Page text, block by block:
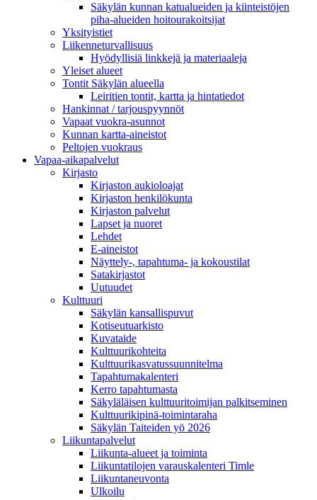
Säkylän kunnan katualueiden ja kiinteistöjen
piha-alueiden hoitourakoitsijat
Yksityistiet
Liikenneturvallisuus
Hyödyllisiä linkkejä ja materiaaleja
Yleiset alueet
Tontit Säkylän alueella
Leiritien tontit, kartta ja hintatiedot
Hankinnat / tarjouspyynnöt
Vapaat vuokra-asunnot
Kunnan kartta-aineistot
Peltojen vuokraus
Vapaa-aika­palvelut
Kirjasto
Kirjaston aukioloajat
Kirjaston henkilökunta
Kirjaston palvelut
Lapset ja nuoret
Lehdet
E-aineistot
Näyttely-, tapahtuma- ja kokoustilat
Satakirjastot
Uutuudet
Kulttuuri
Säkylän kansallispuvut
Kotiseutuarkisto
Kuvataide
Kulttuurikohteita
Kulttuurikasvatussuunnitelma
Tapahtumakalenteri
Kerro tapahtumasta
Säkyläläisen kulttuuritoimijan palkitseminen
Kulttuurikipinä-toimintaraha
Säkylän Taiteiden yö 2026
Liikuntapalvelut
Liikunta-alueet ja toiminta
Liikuntatilojen varauskalenteri Timle
Liikuntaneuvonta
Ulkoilu